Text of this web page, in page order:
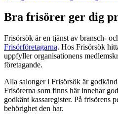
Bra frisörer ger dig
Frisörsök är en tjänst av bransch-
Frisörföretagarna. Hos Frisörsök
uppfyller organisationens
företagande.
Alla salonger i Frisörsök är
Frisörerna som finns här innehar
godkänt kassaregister. På frisörens
behörighet den har.